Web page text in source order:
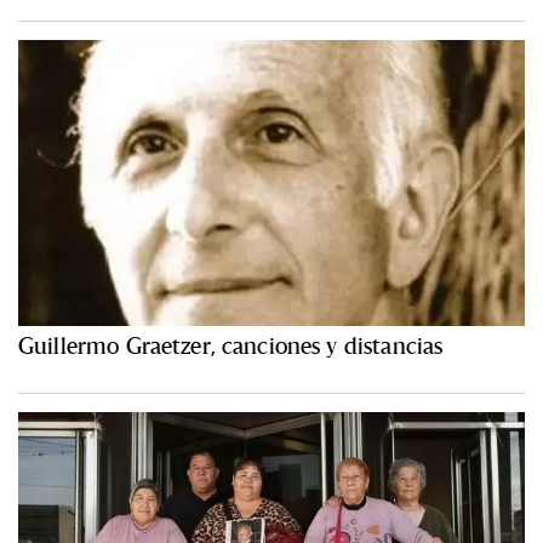
Guillermo Graetzer, canciones y distancias